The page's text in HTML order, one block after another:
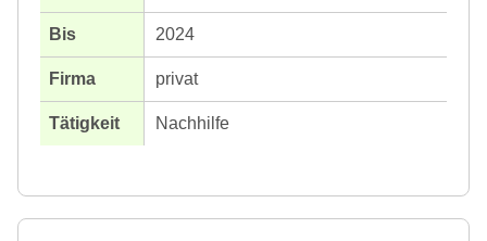
2024
privat
Nachhilfe